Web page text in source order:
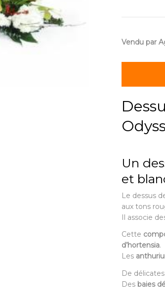
Vendu par
Un
et
Le dessus
aux tons
Il associe
Cette
d’hortensia.
Les
De délicates
Des baies